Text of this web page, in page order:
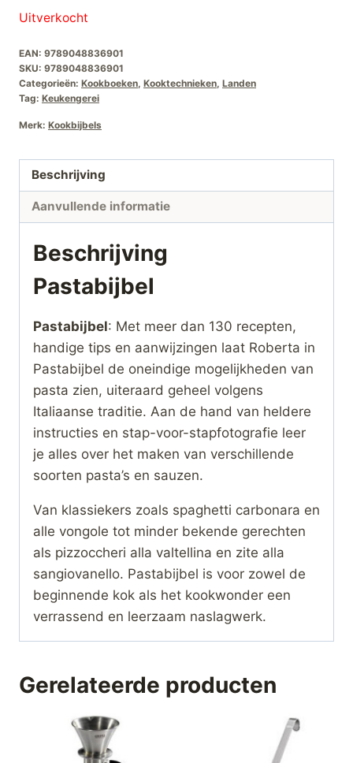
Uitverkocht
EAN: 9789048836901
SKU: 9789048836901
Categorieën: Kookboeken, Kooktechnieken, Landen
Tag: Keukengerei
Merk: Kookbijbels
Beschrijving
Aanvullende informatie
Beschrijving
Pastabijbel
Pastabijbel: Met meer dan 130 recepten,
handige tips en aanwijzingen laat Roberta in
Pastabijbel de oneindige mogelijkheden van
pasta zien, uiteraard geheel volgens
Italiaanse traditie. Aan de hand van heldere
instructies en stap-voor-stapfotografie leer
je alles over het maken van verschillende
soorten pasta’s en sauzen.
Van klassiekers zoals spaghetti carbonara en
alle vongole tot minder bekende gerechten
als pizzoccheri alla valtellina en zite alla
sangiovanello. Pastabijbel is voor zowel de
beginnende kok als het kookwonder een
verrassend en leerzaam naslagwerk.
Gerelateerde producten